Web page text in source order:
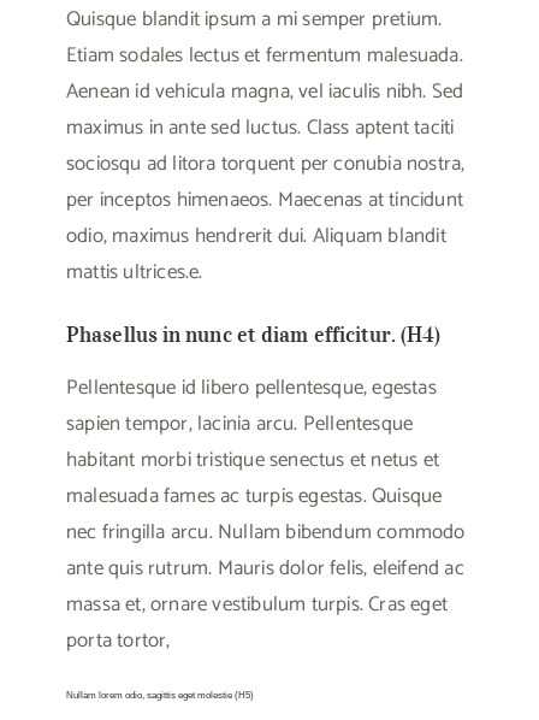
Quisque blandit ipsum a mi semper pretium.
Etiam sodales lectus et fermentum malesuada.
Aenean id vehicula magna, vel iaculis nibh. Sed
maximus in ante sed luctus. Class aptent taciti
sociosqu ad litora torquent per conubia nostra,
per inceptos himenaeos. Maecenas at tincidunt
odio, maximus hendrerit dui. Aliquam blandit
mattis ultrices.e.
Phasellus in nunc et diam efficitur. (H4)
Pellentesque id libero pellentesque, egestas
sapien tempor, lacinia arcu. Pellentesque
habitant morbi tristique senectus et netus et
malesuada fames ac turpis egestas. Quisque
nec fringilla arcu. Nullam bibendum commodo
ante quis rutrum. Mauris dolor felis, eleifend ac
massa et, ornare vestibulum turpis. Cras eget
porta tortor,
Nullam lorem odio, sagittis eget molestie (H5)